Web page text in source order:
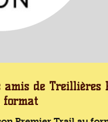
amis de Treillières
format